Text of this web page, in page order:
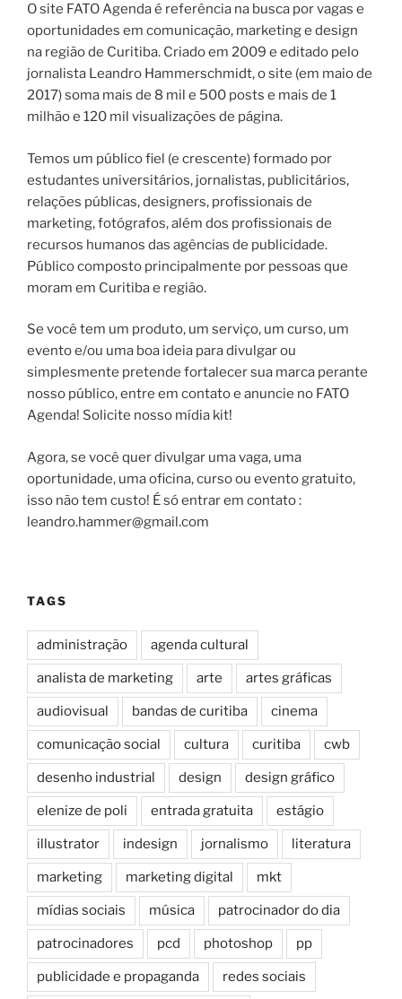
O site FATO Agenda é referência na busca por vagas e
oportunidades em comunicação, marketing e design
na região de Curitiba. Criado em 2009 e editado pelo
jornalista Leandro Hammerschmidt, o site (em maio de
2017) soma mais de 8 mil e 500 posts e mais de 1
milhão e 120 mil visualizações de página.
Temos um público fiel (e crescente) formado por
estudantes universitários, jornalistas, publicitários,
relações públicas, designers, profissionais de
marketing, fotógrafos, além dos profissionais de
recursos humanos das agências de publicidade.
Público composto principalmente por pessoas que
moram em Curitiba e região.
Se você tem um produto, um serviço, um curso, um
evento e/ou uma boa ideia para divulgar ou
simplesmente pretende fortalecer sua marca perante
nosso público, entre em contato e anuncie no FATO
Agenda! Solicite nosso mídia kit!
Agora, se você quer divulgar uma vaga, uma
oportunidade, uma oficina, curso ou evento gratuito,
isso não tem custo! É só entrar em contato :
leandro.hammer@gmail.com
TAGS
administração agenda cultural
analista de marketing arte artes gráficas
audiovisual bandas de curitiba cinema
comunicação social cultura curitiba cwb
desenho industrial design design gráfico
elenize de poli entrada gratuita estágio
illustrator indesign jornalismo literatura
marketing marketing digital mkt
mídias sociais música patrocinador do dia
patrocinadores pcd photoshop pp
publicidade e propaganda redes sociais